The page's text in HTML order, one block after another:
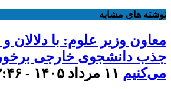
نوشته های مشابه
معاون وزیر علوم: با
جذب دانشجوی خارجی
می‌کنیم ۱۱ مرداد ۱۴۰۵ - ۱۳:۴۶